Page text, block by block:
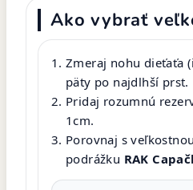
Ako vybrať
Zmeraj nohu dieťaťa
päty po najdlhší prst.
Pridaj rozumnú
1cm.
Porovnaj s
podrážku RAK